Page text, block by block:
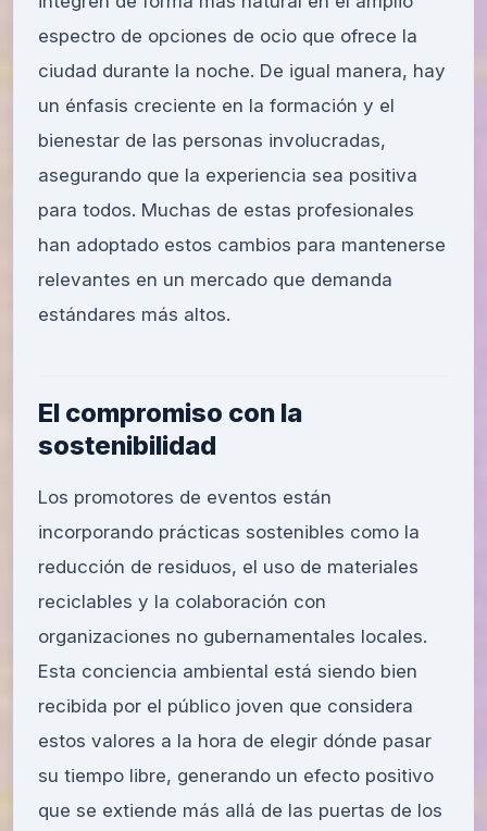
espectro de opciones de ocio que ofrece la
ciudad durante la noche. De igual manera, hay
un énfasis creciente en la formación y el
bienestar de las personas involucradas,
asegurando que la experiencia sea positiva
para todos. Muchas de estas profesionales
han adoptado estos cambios para mantenerse
relevantes en un mercado que demanda
estándares más altos.
El compromiso con la
sostenibilidad
Los promotores de eventos están
incorporando prácticas sostenibles como la
reducción de residuos, el uso de materiales
reciclables y la colaboración con
organizaciones no gubernamentales locales.
Esta conciencia ambiental está siendo bien
recibida por el público joven que considera
estos valores a la hora de elegir dónde pasar
su tiempo libre, generando un efecto positivo
que se extiende más allá de las puertas de los